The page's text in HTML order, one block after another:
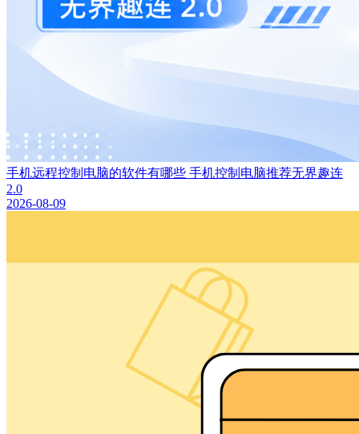
手机远程控制电脑的软件有哪些 手机控制电脑推荐无界趣连
2.0
2026-08-09